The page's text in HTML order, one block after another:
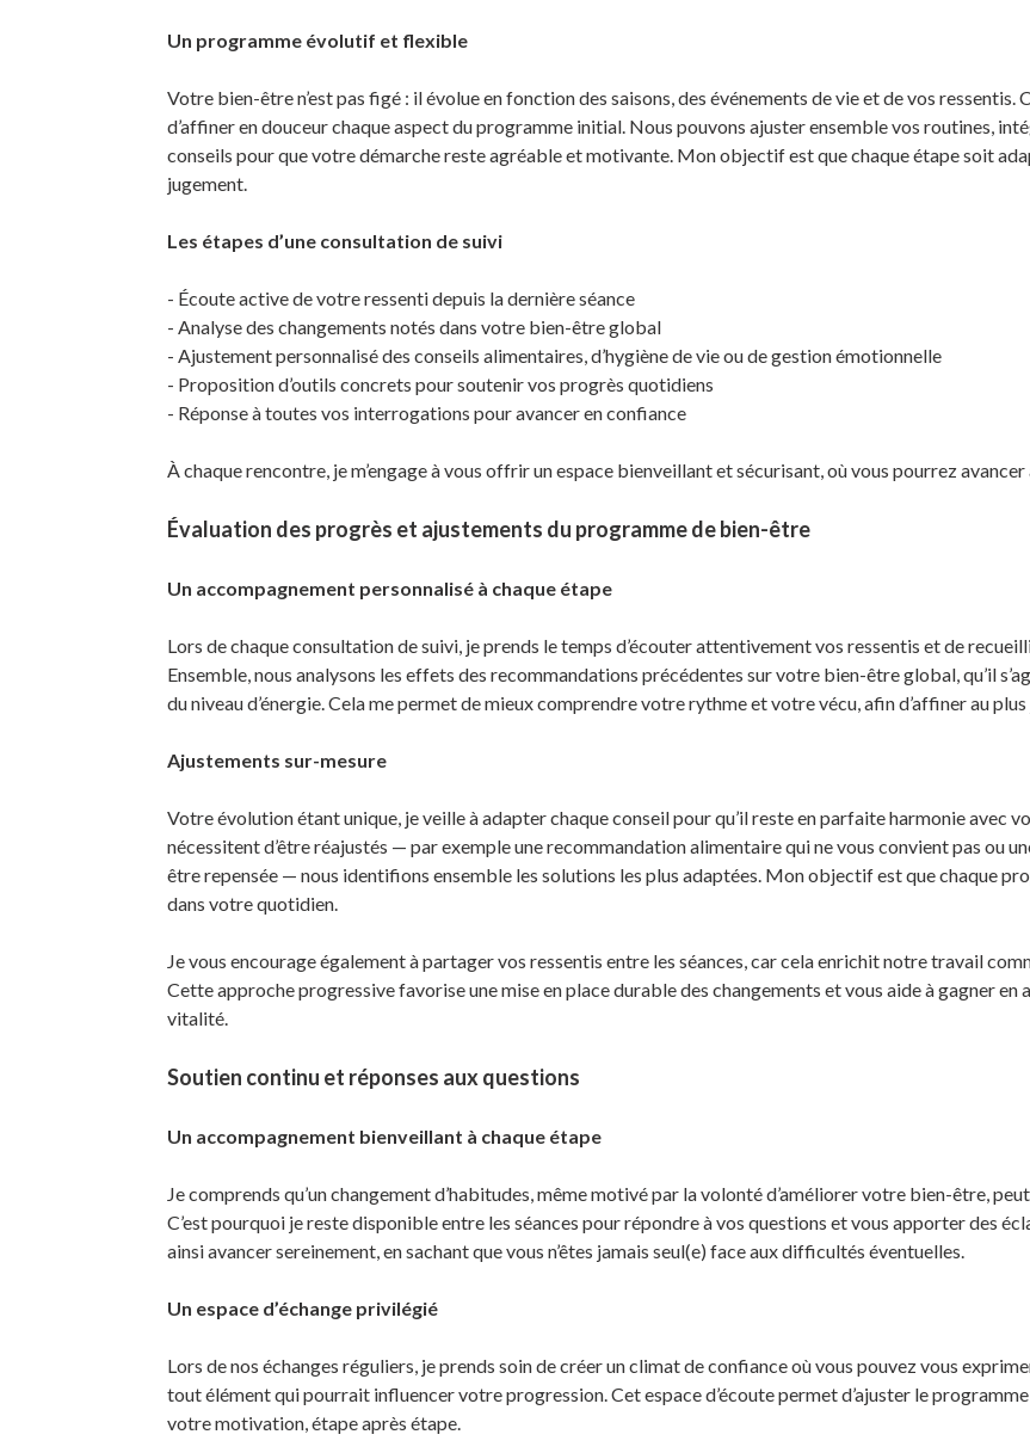
Un programme évolutif et flexible
Votre bien-être n’est pas figé : il évolue en fonction des saisons, des événements de vie et de vos
d’affiner en douceur chaque aspect du programme initial. Nous pouvons ajuster ensemble vos routines,
conseils pour que votre démarche reste agréable et motivante. Mon objectif est que chaque étape soit
jugement.
Les étapes d’une consultation de suivi
- Écoute active de votre ressenti depuis la dernière séance
- Analyse des changements notés dans votre bien-être global
- Ajustement personnalisé des conseils alimentaires, d’hygiène de vie ou de gestion émotionnelle
- Proposition d’outils concrets pour soutenir vos progrès quotidiens
- Réponse à toutes vos interrogations pour avancer en confiance
À chaque rencontre, je m’engage à vous offrir un espace bienveillant et sécurisant, où vous pourrez
Évaluation des progrès et ajustements du programme de bien-être
Un accompagnement personnalisé à chaque étape
Lors de chaque consultation de suivi, je prends le temps d’écouter attentivement vos ressentis et de
Ensemble, nous analysons les effets des recommandations précédentes sur votre bien-être global, qu’il
du niveau d’énergie. Cela me permet de mieux comprendre votre rythme et votre vécu, afin d’affiner au
Ajustements sur-mesure
Votre évolution étant unique, je veille à adapter chaque conseil pour qu’il reste en parfaite harmonie avec
nécessitent d’être réajustés — par exemple une recommandation alimentaire qui ne vous convient pas ou
être repensée — nous identifions ensemble les solutions les plus adaptées. Mon objectif est que chaque
dans votre quotidien.
Je vous encourage également à partager vos ressentis entre les séances, car cela enrichit notre travail
Cette approche progressive favorise une mise en place durable des changements et vous aide à gagner
vitalité.
Soutien continu et réponses aux questions
Un accompagnement bienveillant à chaque étape
Je comprends qu’un changement d’habitudes, même motivé par la volonté d’améliorer votre bien-être,
C’est pourquoi je reste disponible entre les séances pour répondre à vos questions et vous apporter des
ainsi avancer sereinement, en sachant que vous n’êtes jamais seul(e) face aux difficultés éventuelles.
Un espace d’échange privilégié
Lors de nos échanges réguliers, je prends soin de créer un climat de confiance où vous pouvez vous
tout élément qui pourrait influencer votre progression. Cet espace d’écoute permet d’ajuster le
votre motivation, étape après étape.